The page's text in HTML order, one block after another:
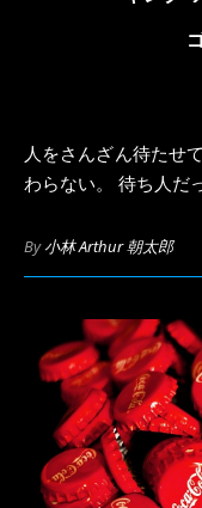
人をさんざん待たせておいて、それでも駅での停車時間は変
わらない。 待ち人だ
By小林 Arthur 朝太郎